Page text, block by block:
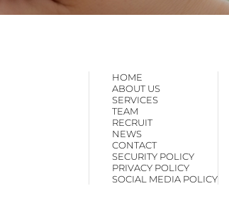
HOME
ABOUT US
SERVICES
TEAM
RECRUIT
NEWS
CONTACT
SECURITY POLICY
PRIVACY POLICY
SOCIAL MEDIA POLICY